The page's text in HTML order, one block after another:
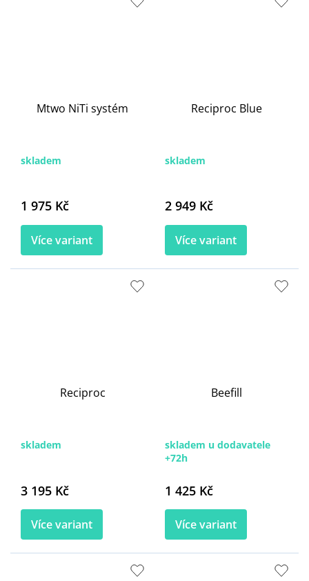
Mtwo NiTi systém
skladem
1 975 Kč
Více variant
Reciproc Blue
skladem
2 949 Kč
Více variant
Reciproc
skladem
3 195 Kč
Více variant
Beefill
skladem u dodavatele
+72h
1 425 Kč
Více variant